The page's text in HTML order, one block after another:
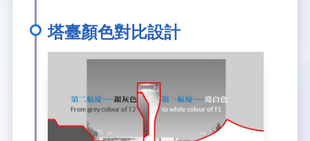
公共工程採購契約
支付或接受補助金
對外關係文書
條約
性別平等工作小組及會議紀錄
飛航服務回顧
檔案相關連結
申請閱覽政府資訊或卷宗作業規定
政風電子報
塔臺顏色對比設計